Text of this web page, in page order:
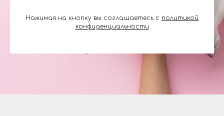
Нажимая на кнопку вы соглашаетесь с политикой
конфиденциальности